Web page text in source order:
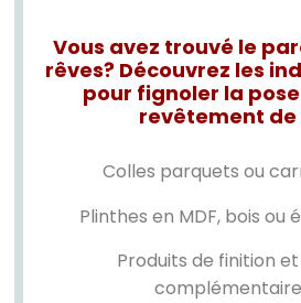
Vous avez trouvé le
rêves? Découvrez les
pour fignoler la
revêtement de
Colles parquets ou
Plinthes en MDF, bois ou
Produits de finition